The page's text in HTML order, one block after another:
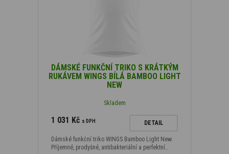
DÁMSKÉ FUNKČNÍ TRIKO S KRÁTKÝM
RUKÁVEM WINGS BÍLÁ BAMBOO LIGHT
NEW
Skladem
1 031 Kč s DPH DETAIL
Dámské funkční triko WINGS Bamboo Light New.
Příjemné, prodyšné, antibakteriální a perfektní…